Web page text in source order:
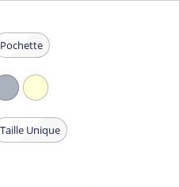
Pochette
Chiné
Taille Unique